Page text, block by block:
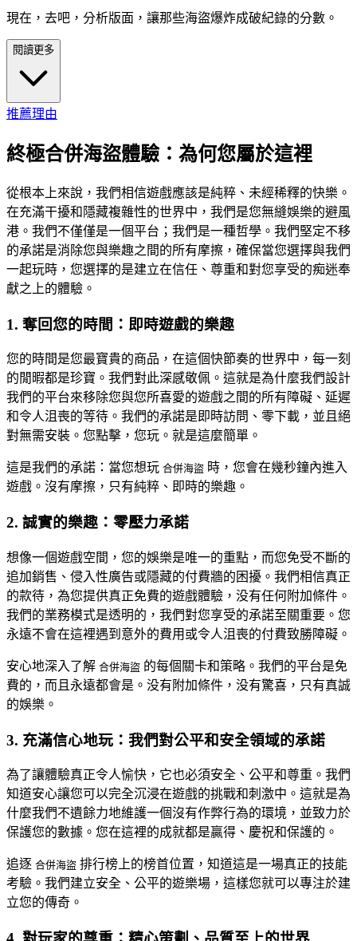
現在，去吧，分析版面，讓那些海盜爆炸成破紀錄的分數。
閱讀更多
推薦理由
終極合併海盜體驗：為何您屬於這裡
從根本上來說，我們相信遊戲應該是純粹、未經稀釋的快樂。
在充滿干擾和隱藏複雜性的世界中，我們是您無縫娛樂的避風
港。我們不僅僅是一個平台；我們是一種哲學。我們堅定不移
的承諾是消除您與樂趣之間的所有摩擦，確保當您選擇與我們
一起玩時，您選擇的是建立在信任、尊重和對您享受的痴迷奉
獻之上的體驗。
1. 奪回您的時間：即時遊戲的樂趣
您的時間是您最寶貴的商品，在這個快節奏的世界中，每一刻
的閒暇都是珍寶。我們對此深感敬佩。這就是為什麼我們設計
我們的平台來移除您與您所喜愛的遊戲之間的所有障礙、延遲
和令人沮喪的等待。我們的承諾是即時訪問、零下載，並且絕
對無需安裝。您點擊，您玩。就是這麼簡單。
這是我們的承諾：當您想玩 合併海盜 時，您會在幾秒鐘內進入
遊戲。沒有摩擦，只有純粹、即時的樂趣。
2. 誠實的樂趣：零壓力承諾
想像一個遊戲空間，您的娛樂是唯一的重點，而您免受不斷的
追加銷售、侵入性廣告或隱藏的付費牆的困擾。我們相信真正
的款待，為您提供真正免費的遊戲體驗，没有任何附加條件。
我們的業務模式是透明的，我們對您享受的承諾至關重要。您
永遠不會在這裡遇到意外的費用或令人沮喪的付費致勝障礙。
安心地深入了解 合併海盜 的每個關卡和策略。我們的平台是免
費的，而且永遠都會是。没有附加條件，没有驚喜，只有真誠
的娛樂。
3. 充滿信心地玩：我們對公平和安全領域的承諾
為了讓體驗真正令人愉快，它也必須安全、公平和尊重。我們
知道安心讓您可以完全沉浸在遊戲的挑戰和刺激中。這就是為
什麼我們不遺餘力地維護一個沒有作弊行為的環境，並致力於
保護您的數據。您在這裡的成就都是贏得、慶祝和保護的。
追逐 合併海盜 排行榜上的榜首位置，知道這是一場真正的技能
考驗。我們建立安全、公平的遊樂場，這樣您就可以專注於建
立您的傳奇。